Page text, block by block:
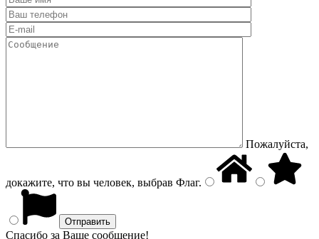
Пожалуйста,
докажите, что вы человек, выбрав Флаг.
Спасибо за Ваше сообщение!